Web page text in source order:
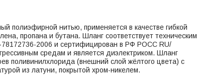
полиэфирной нитью, применяется в качестве гибкой
пропана и бутана. Шланг соответствует техническим
78172736-2006 и сертифицирован в РФ РОСС RU/
средам и является диэлектриком. Шланг
поливинилхлорида (внешний слой жёлтого цвета) с
из латуни, покрытой хром-никелем.